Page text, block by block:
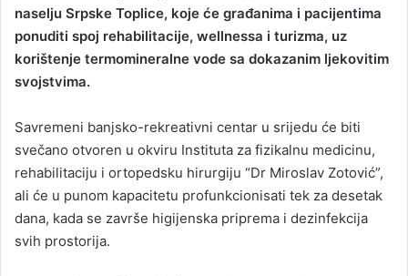
naselju Srpske Toplice, koje će građanima i pacijentima
ponuditi spoj rehabilitacije, wellnessa i turizma, uz
korištenje termomineralne vode sa dokazanim ljekovitim
svojstvima.
Savremeni banjsko-rekreativni centar u srijedu će biti
svečano otvoren u okviru Instituta za fizikalnu medicinu,
rehabilitaciju i ortopedsku hirurgiju “Dr Miroslav Zotović”,
ali će u punom kapacitetu profunkcionisati tek za desetak
dana, kada se završe higijenska priprema i dezinfekcija
svih prostorija.